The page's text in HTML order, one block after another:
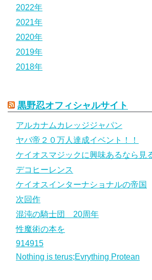
2022年
2021年
2020年
2019年
2018年
黒野忍オフィシャルサイト
アルカナムカレッジジャパン
ヤバ帝２０万人達成イベント！！
ケイオスマジックに興味あるなら見
デコヒーレンス
ケイオスインターナショナルの帝国
次回作
混沌の騎士団 20周年
性魔術の本を
914915
Nothing is terus;Evrything Protean